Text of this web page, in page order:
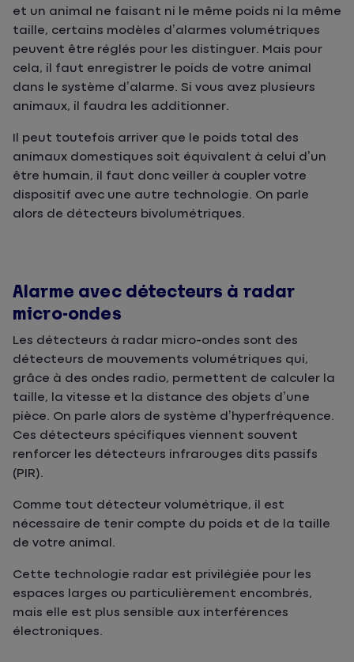
et un animal ne faisant ni le même poids ni la même
taille, certains modèles d’alarmes volumétriques
peuvent être réglés pour les distinguer. Mais pour
cela, il faut enregistrer le poids de votre animal
dans le système d’alarme. Si vous avez plusieurs
animaux, il faudra les additionner.
Il peut toutefois arriver que le poids total des
animaux domestiques soit équivalent à celui d’un
être humain, il faut donc veiller à coupler votre
dispositif avec une autre technologie. On parle
alors de détecteurs bivolumétriques.
Alarme avec détecteurs à radar
micro-ondes
Les détecteurs à radar micro-ondes sont des
détecteurs de mouvements volumétriques qui,
grâce à des ondes radio, permettent de calculer la
taille, la vitesse et la distance des objets d’une
pièce. On parle alors de système d’hyperfréquence.
Ces détecteurs spécifiques viennent souvent
renforcer les détecteurs infrarouges dits passifs
(PIR).
Comme tout détecteur volumétrique, il est
nécessaire de tenir compte du poids et de la taille
de votre animal.
Cette technologie radar est privilégiée pour les
espaces larges ou particulièrement encombrés,
mais elle est plus sensible aux interférences
électroniques.